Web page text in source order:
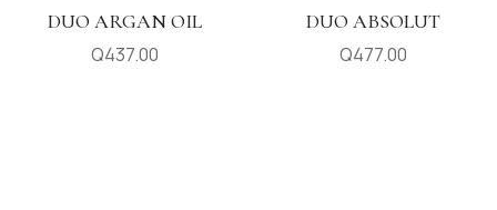
DUO ARGAN OIL
Q437.00
DUO ABSOLUT
Q477.00